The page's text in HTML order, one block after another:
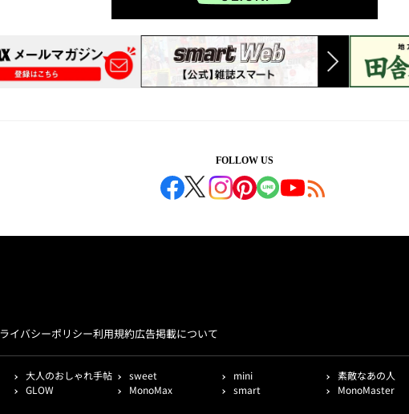
FOLLOW US
イバシーポリシー利用規約広告掲載について
大人のおしゃれ手帖 sweet mini 素敵なあの人
GLOW MonoMax smart MonoMaster